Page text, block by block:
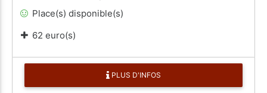
Place(s) disponible(s)
62 euro(s)
PLUS D'INFOS